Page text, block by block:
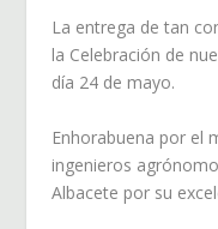
La entrega de tan
la Celebración de
día 24 de mayo.
Enhorabuena por el
ingenieros
Albacete por su